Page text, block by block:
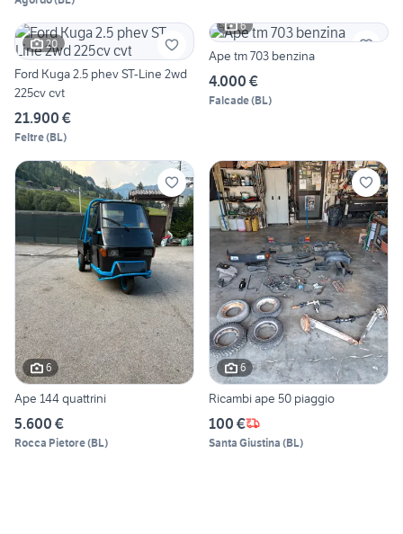
20
Ford Kuga 2.5 phev ST-Line 2wd
225cv cvt
21.900 €
Feltre(BL)
6
Ape tm 703 benzina
4.000 €
Falcade(BL)
6
Ape 144 quattrini
5.600 €
Rocca Pietore(BL)
6
Ricambi ape 50 piaggio
100 €
Santa Giustina (BL)